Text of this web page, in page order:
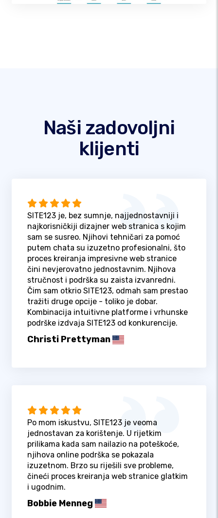
Naši zadovoljni
klijenti
SITE123 je, bez sumnje, najjednostavniji i
najkorisničkiji dizajner web stranica s kojim
sam se susreo. Njihovi tehničari za pomoć
putem chata su izuzetno profesionalni, što
proces kreiranja impresivne web stranice
čini nevjerovatno jednostavnim. Njihova
stručnost i podrška su zaista izvanredni.
Čim sam otkrio SITE123, odmah sam prestao
tražiti druge opcije - toliko je dobar.
Kombinacija intuitivne platforme i vrhunske
podrške izdvaja SITE123 od konkurencije.
Christi Prettyman
Po mom iskustvu, SITE123 je veoma
jednostavan za korištenje. U rijetkim
prilikama kada sam nailazio na poteškoće,
njihova online podrška se pokazala
izuzetnom. Brzo su riješili sve probleme,
čineći proces kreiranja web stranice glatkim
i ugodnim.
Bobbie Menneg